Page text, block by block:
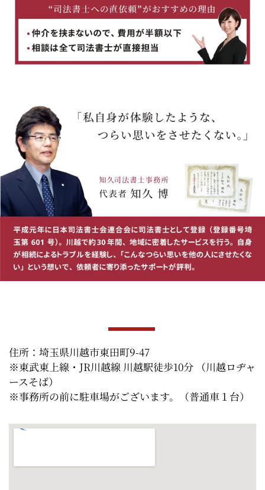
住所：埼玉県川越市東田町9-47
※東武東上線・JR川越線 川越駅徒歩10分 （川越ロヂャ
ースそば）
※事務所の前に駐車場がございます。（普通車１台）